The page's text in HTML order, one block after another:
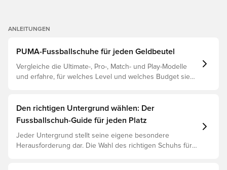
ANLEITUNGEN
PUMA-Fussballschuhe für jeden Geldbeutel
Vergleiche die Ultimate-, Pro-, Match- und Play-Modelle
und erfahre, für welches Level und welches Budget sie
Den richtigen Untergrund wählen: Der
Fussballschuh-Guide für jeden Platz
Jeder Untergrund stellt seine eigene besondere
Herausforderung dar. Die Wahl des richtigen Schuhs für